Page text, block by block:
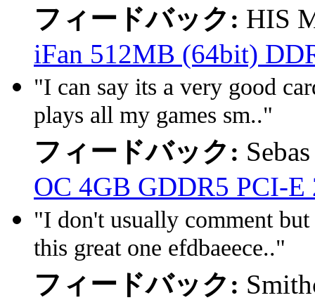
フィードバック: HIS
iFan 512MB (64bit)
"I can say its a very good
plays all my games sm.."
フィードバック:
OC 4GB GDDR5 PCI-
"I don't usually comment
this great one efdbaeece.."
フィードバック: